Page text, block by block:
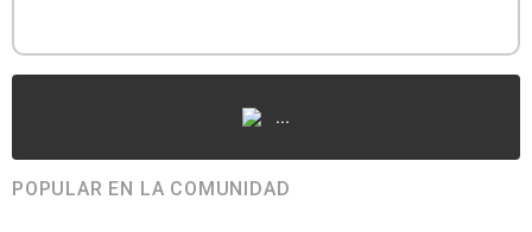
...
POPULAR EN LA COMUNIDAD